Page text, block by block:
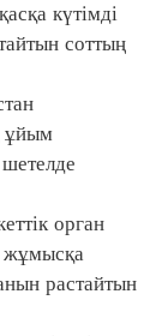
күтімді
соттың
ұйым
орган
жұмысқа
растайтын